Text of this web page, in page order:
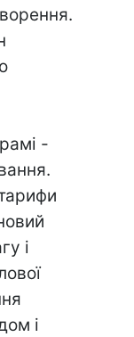
-
і
і